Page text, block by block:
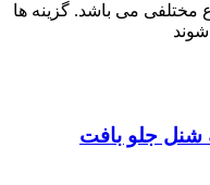
مختلفی می باشد. گزینه ها